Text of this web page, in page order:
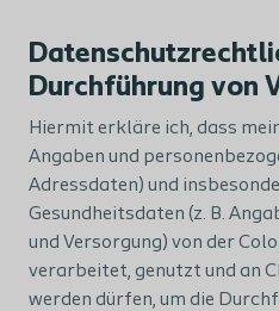
Durchführung von
Hiermit erkläre ich, dass
Angaben und
Adressdaten) und
Gesundheitsdaten (z. B.
und Versorgung) von der
verarbeitet, genutzt und an
werden dürfen, um die